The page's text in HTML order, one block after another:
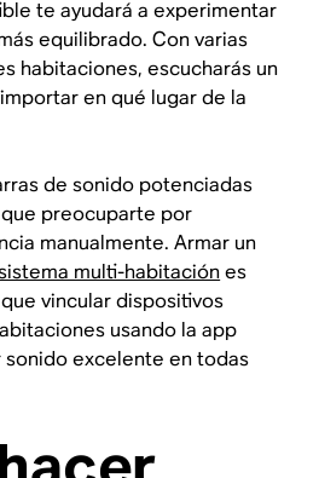
te ayudará a experimentar
equilibrado. Con varias
habitaciones, escucharás un
en qué lugar de la
de sonido potenciadas
preocuparte por
manualmente. Armar un
multi-habitaciónes
vincular dispositivos
usando la app
sonido excelente en todas